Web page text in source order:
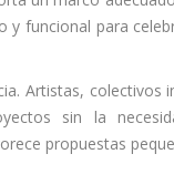
y funcional para
Artistas, colectivos
sin la
propuestas